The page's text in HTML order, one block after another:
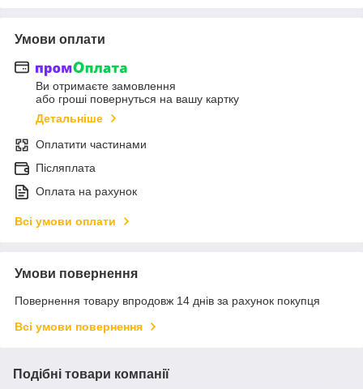
Умови оплати
Ви отримаєте замовлення
або гроші повернуться на вашу картку
Детальніше
Оплатити частинами
Післяплата
Оплата на рахунок
Всі умови оплати
Умови повернення
Повернення товару впродовж 14 днів за рахунок покупця
Всі умови повернення
Подібні товари компанії